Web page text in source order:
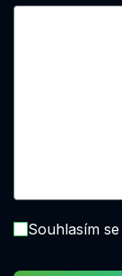
Souhlasím se